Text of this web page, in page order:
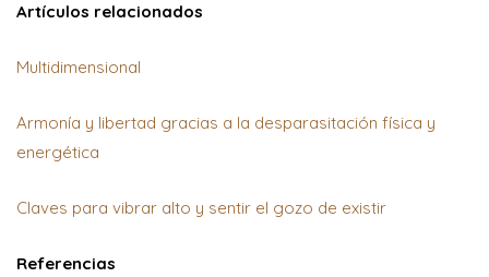
Artículos relacionados
Multidimensional
Armonía y libertad gracias a la desparasitación física y
energética
Claves para vibrar alto y sentir el gozo de existir
Referencias